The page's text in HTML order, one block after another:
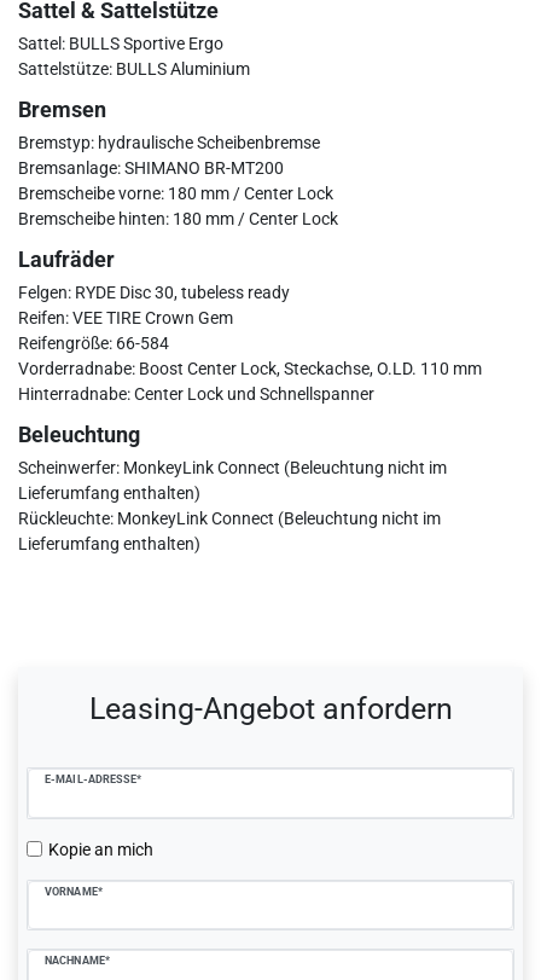
Sattel & Sattelstütze
Sattel: BULLS Sportive Ergo
Sattelstütze: BULLS Aluminium
Bremsen
Bremstyp: hydraulische Scheibenbremse
Bremsanlage: SHIMANO BR-MT200
Bremscheibe vorne: 180 mm / Center Lock
Bremscheibe hinten: 180 mm / Center Lock
Laufräder
Felgen: RYDE Disc 30, tubeless ready
Reifen: VEE TIRE Crown Gem
Reifengröße: 66-584
Vorderradnabe: Boost Center Lock, Steckachse, O.LD. 110 mm
Hinterradnabe: Center Lock und Schnellspanner
Beleuchtung
Scheinwerfer: MonkeyLink Connect (Beleuchtung nicht im
Lieferumfang enthalten)
Rückleuchte: MonkeyLink Connect (Beleuchtung nicht im
Lieferumfang enthalten)
Leasing-Angebot anfordern
E-MAIL-ADRESSE*
Kopie an mich
VORNAME*
NACHNAME*